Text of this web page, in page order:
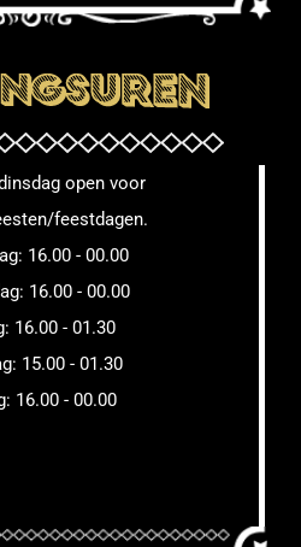
open voor
feestdagen.
16.00 - 00.00
16.00 - 00.00
16.00 - 01.30
15.00 - 01.30
16.00 - 00.00